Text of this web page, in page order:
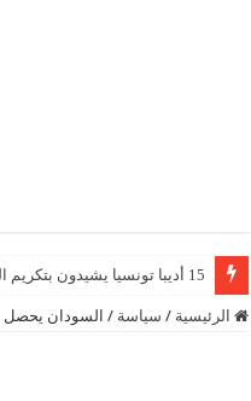
15 أديبا تونسيا يشيدون بتكريم الشاعر علي الدرورة
الرئيسية / سياسة / السودان